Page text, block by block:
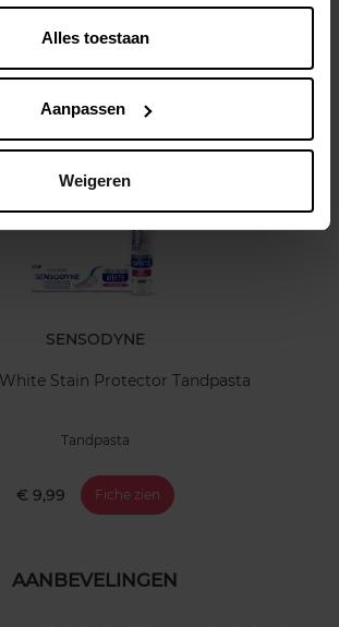
Alles toestaan
Aanpassen
Weigeren
SENSODYNE
Stain Protector Tandpasta
Tandpasta
€ 9,99 Fiche zien
AANBEVELINGEN